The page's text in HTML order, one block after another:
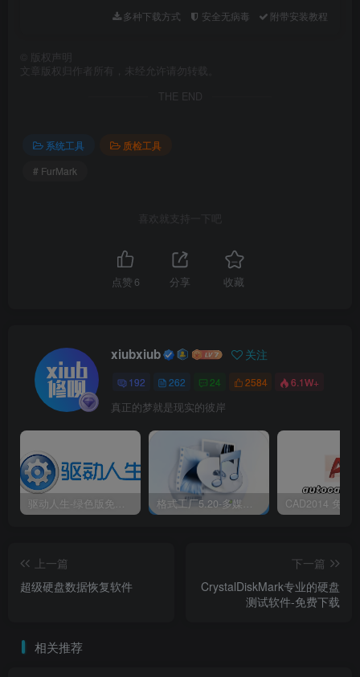
多种下载方式 安全无病毒 附带安装教程
版权声明
文章版权归作者所有，未经允许请勿转载。
THE END
系统工具
质检工具
# FurMark
喜欢就支持一下吧
点赞 6 分享 收藏
xiubxiub 关注
192 262 24 2584 6.1W+
真正的梦就是现实的彼岸
驱动人生-绿色版免安装|一键运行exe 格式工厂5.20-多媒体格式转换工具|免安装绿色版
上一篇
超级硬盘数据恢复软件
下一篇
CrystalDiskMark专业的硬盘
测试软件-免费下载
相关推荐